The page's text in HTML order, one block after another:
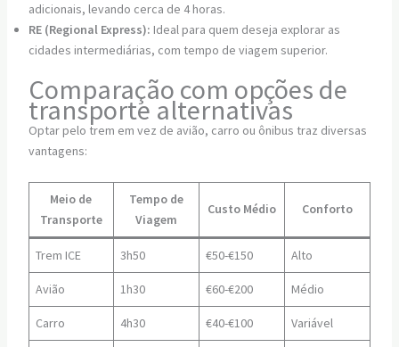
adicionais, levando cerca de 4 horas.
RE (Regional Express): Ideal para quem deseja explorar as
cidades intermediárias, com tempo de viagem superior.
Comparação com opções de
transporte alternativas
Optar pelo trem em vez de avião, carro ou ônibus traz diversas
vantagens:
Meio de
Transporte
Tempo de
Viagem
Custo Médio Conforto
Trem ICE 3h50 €50-€150 Alto
Avião 1h30 €60-€200 Médio
Carro 4h30 €40-€100 Variável